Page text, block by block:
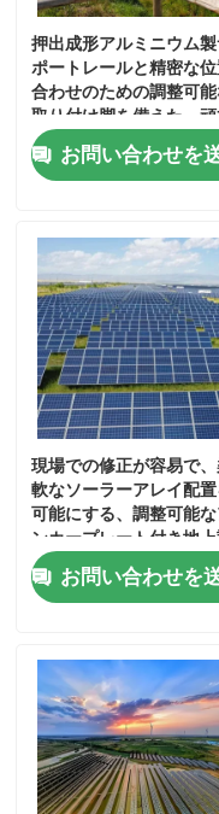
柵のスプライスの
太陽電池パネルの
ソーラールーフフ
金属屋根の雨樋
亜鉛メッキケーブ
滑り止め鋼板
押出成形アルミニウム
ポートレールと精密な
合わせのための調整可
取り付け脚を備えた、
な地上設置型ソーラー
ントブラケット
お問い合わせを
現場での修正が容易で
軟なソーラーアレイ配
可能にする、調整可能
ンカープレート付き地
置型ソーラーマウント
ケットお問い合わせを